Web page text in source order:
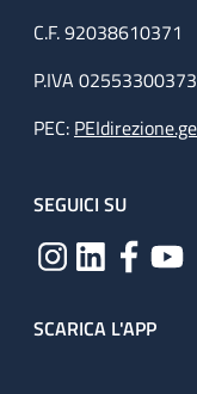
C.F. 92038610371
P.IVA 02553300373
PEC:
SEGUICI SU
SCARICA L'APP